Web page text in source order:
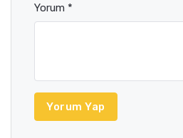
Yorum *
Yorum Yap